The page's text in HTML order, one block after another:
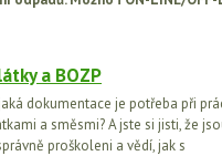
a BOZP
dokumentace je potřeba při
a směsmi? A jste si jisti, že
proškoleni a vědí, jak s